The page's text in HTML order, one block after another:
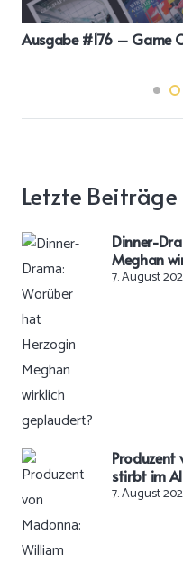
Ausgabe #176 – Game
Letzte Beiträge
Dinner-
Meghan
7. August
stirbt im
7. August